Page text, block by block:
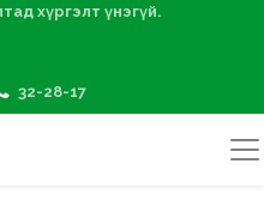
хүргэлт үнэгүй.
32-28-17